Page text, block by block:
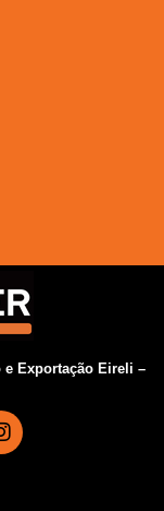
Exportação Eireli –